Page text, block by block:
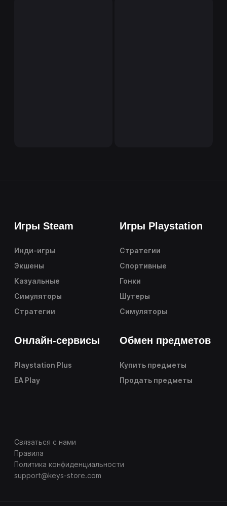
Игры Steam
Инди-игры
Экшены
Казуальные
Симуляторы
Стратегии
Игры Playstation
Стратегии
Спортивные
Гонки
Шутеры
Симуляторы
Онлайн-сервисы
Playstation Plus
EA Play
Обмен предметов
Купить предметы
Продать предметы
Связаться с нами
Правила
Политика конфиденциальности
support@keys-store.com